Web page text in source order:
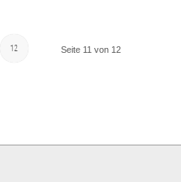
Seite 11 von 12
12